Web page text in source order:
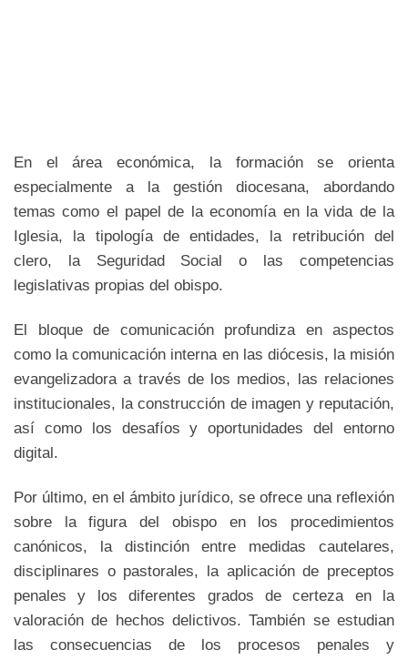
En el área económica, la formación se orienta
especialmente a la gestión diocesana, abordando
temas como el papel de la economía en la vida de la
Iglesia, la tipología de entidades, la retribución del
clero, la Seguridad Social o las competencias
legislativas propias del obispo.
El bloque de comunicación profundiza en aspectos
como la comunicación interna en las diócesis, la misión
evangelizadora a través de los medios, las relaciones
institucionales, la construcción de imagen y reputación,
así como los desafíos y oportunidades del entorno
digital.
Por último, en el ámbito jurídico, se ofrece una reflexión
sobre la figura del obispo en los procedimientos
canónicos, la distinción entre medidas cautelares,
disciplinares o pastorales, la aplicación de preceptos
penales y los diferentes grados de certeza en la
valoración de hechos delictivos. También se estudian
las consecuencias de los procesos penales y